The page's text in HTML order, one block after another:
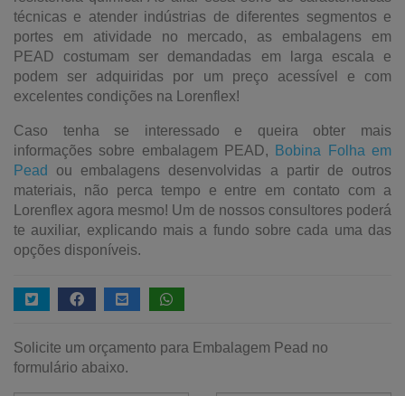
técnicas e atender indústrias de diferentes segmentos e
portes em atividade no mercado, as embalagens em
PEAD costumam ser demandadas em larga escala e
podem ser adquiridas por um preço acessível e com
excelentes condições na Lorenflex!
Caso tenha se interessado e queira obter mais
informações sobre embalagem PEAD,
Bobina Folha em
Pead
ou embalagens desenvolvidas a partir de outros
materiais, não perca tempo e entre em contato com a
Lorenflex agora mesmo! Um de nossos consultores poderá
te auxiliar, explicando mais a fundo sobre cada uma das
opções disponíveis.
Solicite um orçamento para Embalagem Pead no
formulário abaixo.